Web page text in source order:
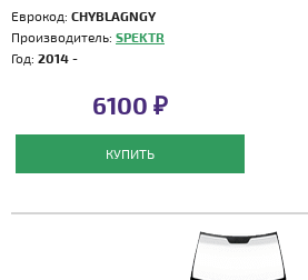
Еврокод: CHYBLAGNGY
Производитель: SPEKTR
Год: 2014 -
6100 ₽
КУПИТЬ